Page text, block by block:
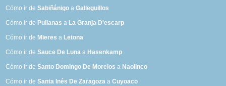
Cómo ir deSabiñánigo aGalleguillos
Cómo ir de Pulianas a La Granja D'escarp
Cómo ir de Mieres a Letona
Cómo ir deSauce De Luna a Hasenkamp
Cómo ir deSanto Domingo De Morelos a Naolinco
Cómo ir deSanta Inés De Zaragoza aCuyoaco